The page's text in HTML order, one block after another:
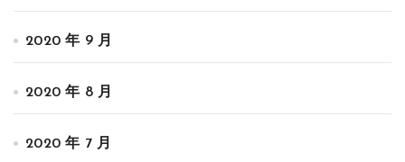
2020 年 9 月
2020 年 8 月
2020 年 7 月